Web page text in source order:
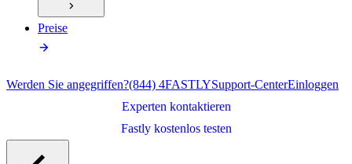
Preise
Werden Sie angegriffen?(844) 4FASTLYSupport-CenterEinloggen
Experten kontaktieren
Fastly kostenlos testen